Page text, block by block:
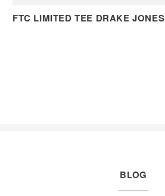
FTC LIMITED TEE DRAKE JONES
BLOG